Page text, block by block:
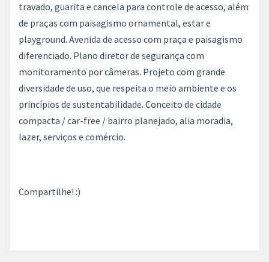
travado, guarita e cancela para controle de acesso, além
de praças com paisagismo ornamental, estar e
playground. Avenida de acesso com praça e paisagismo
diferenciado. Plano diretor de segurança com
monitoramento por câmeras. Projeto com grande
diversidade de uso, que respeita o meio ambiente e os
princípios de sustentabilidade. Conceito de cidade
compacta / car-free / bairro planejado, alia moradia,
lazer, serviços e comércio.
Compartilhe! :)